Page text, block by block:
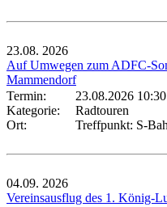
23.08. 2026
Auf Umwegen zum ADFC-
Mammendorf
Termin:
23.08.2026
Kategorie:
Radtouren
Ort:
Treffpunkt: S-
04.09. 2026
Vereinsausflug des 1. König-